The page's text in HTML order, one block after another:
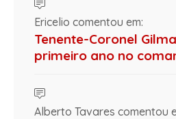
Ericelio comentou em:
Tenente-Coronel
primeiro ano no
Alberto Tavares comentou